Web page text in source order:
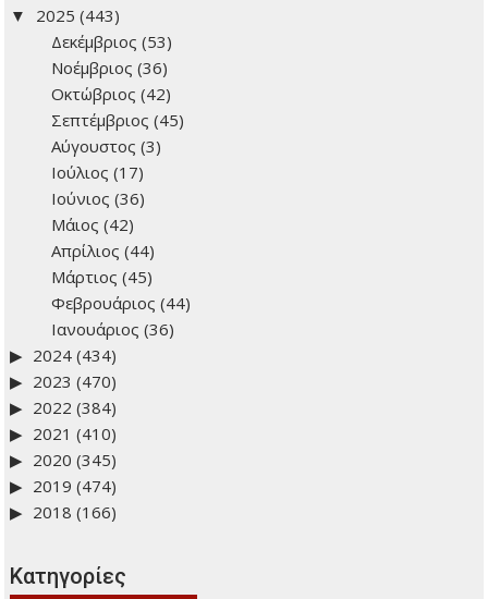
2025 (443)
Δεκέμβριος (53)
Νοέμβριος (36)
Οκτώβριος (42)
Σεπτέμβριος (45)
Αύγουστος (3)
Ιούλιος (17)
Ιούνιος (36)
Μάιος (42)
Απρίλιος (44)
Μάρτιος (45)
Φεβρουάριος (44)
Ιανουάριος (36)
2024 (434)
2023 (470)
2022 (384)
2021 (410)
2020 (345)
2019 (474)
2018 (166)
Kατηγορίες